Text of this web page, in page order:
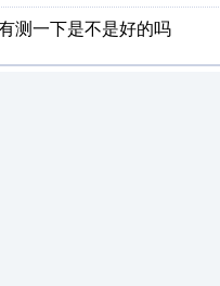
测一下是不是好的吗